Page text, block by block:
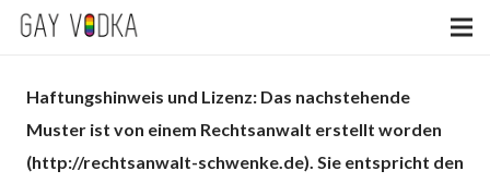
Haftungshinweis und Lizenz: Das nachstehende
Muster ist von einem Rechtsanwalt erstellt worden
(http://rechtsanwalt-schwenke.de). Sie entspricht den